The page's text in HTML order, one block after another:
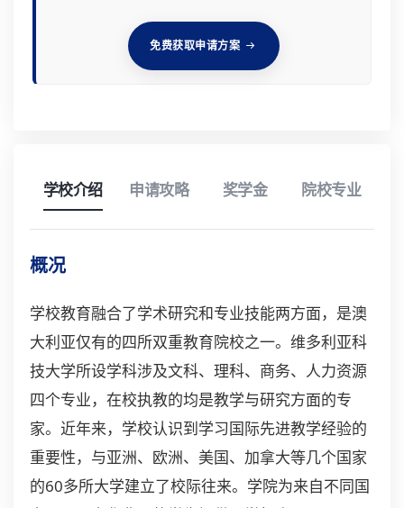
免费获取申请方案
学校介绍 申请攻略 奖学金 院校专业
概况
学校教育融合了学术研究和专业技能两方面，是澳
大利亚仅有的四所双重教育院校之一。维多利亚科
技大学所设学科涉及文科、理科、商务、人力资源
四个专业，在校执教的均是教学与研究方面的专
家。近年来，学校认识到学习国际先进教学经验的
重要性，与亚洲、欧洲、美国、加拿大等几个国家
的60多所大学建立了校际往来。学院为来自不同国